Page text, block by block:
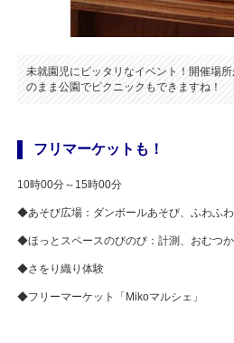
未就園児にピッタリなイベント！開催場
のまま公園でピクニックもできますね！
フリマーケットも！
10時00分～15時00分
◆あそび広場：ダンボールあそび、ふわふ
◆ほっとスペースのびのび：計測、おむつ
◆さをり織り体験
◆フリーマーケット「Mikoマルシェ」